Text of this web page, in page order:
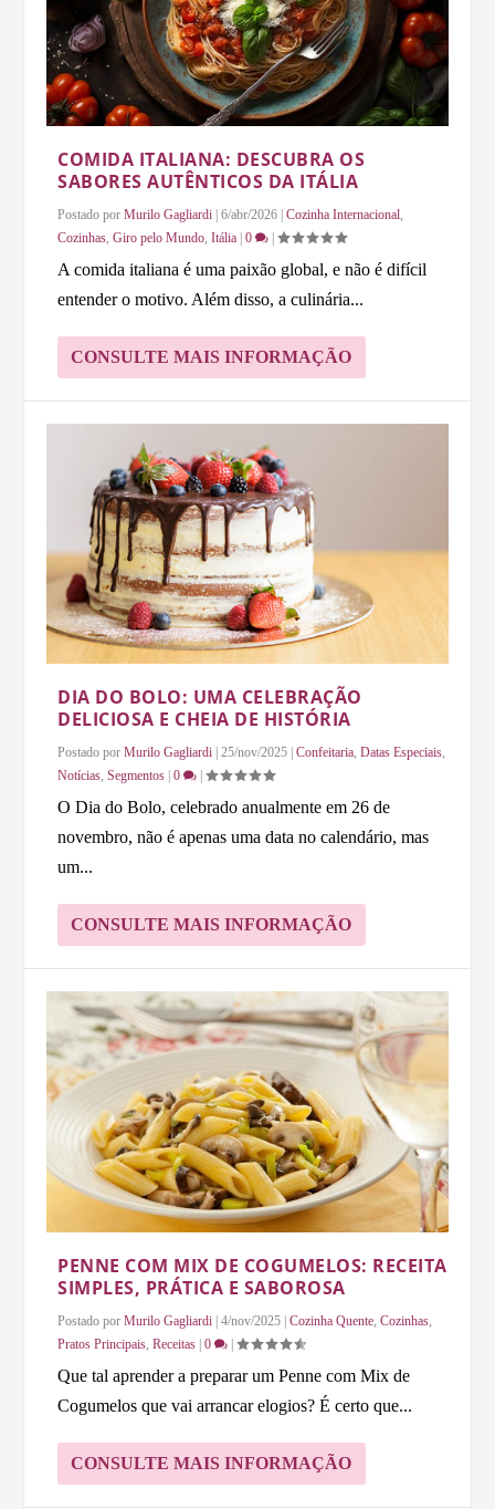
COMIDA ITALIANA: DESCUBRA OS
SABORES AUTÊNTICOS DA ITÁLIA
Postado porMurilo Gagliardi |6/abr/2026 |Cozinha Internacional
Cozinhas ,Giro pelo Mundo ,Itália |0 |
A comida italiana é uma paixão global, e não é difícil
entender o motivo. Além disso, a culinária...
CONSULTE MAIS INFORMAÇÃO
DIA DO BOLO: UMA CELEBRAÇÃO
DELICIOSA E CHEIA DE HISTÓRIA
Postado porMurilo Gagliardi |25/nov/2025 |Confeitaria,Datas Especiais,
Notícias,Segmentos |0 |
O Dia do Bolo, celebrado anualmente em 26 de
novembro, não é apenas uma data no calendário, mas
um...
CONSULTE MAIS INFORMAÇÃO
PENNE COM MIX DE COGUMELOS: RECEITA
SIMPLES, PRÁTICA E SABOROSA
Postado porMurilo Gagliardi |4/nov/2025 |Cozinha Quente,Cozinhas,
Pratos Principais,Receitas |0 |
Que tal aprender a preparar um Penne com Mix de
Cogumelos que vai arrancar elogios? É certo que...
CONSULTE MAIS INFORMAÇÃO